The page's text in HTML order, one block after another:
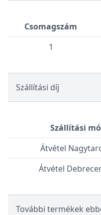
Csomagszám
1
Szállítási díj
Szállítási
Átvétel
Átvétel
További termékek